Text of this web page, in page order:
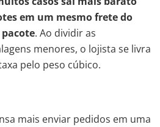
em um mesmo frete do
. Ao dividir as
menores, o lojista se livra
pelo peso cúbico.
mais enviar pedidos em uma